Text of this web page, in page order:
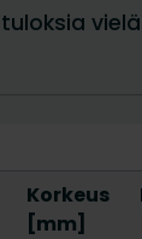
Korkeus
[mm]